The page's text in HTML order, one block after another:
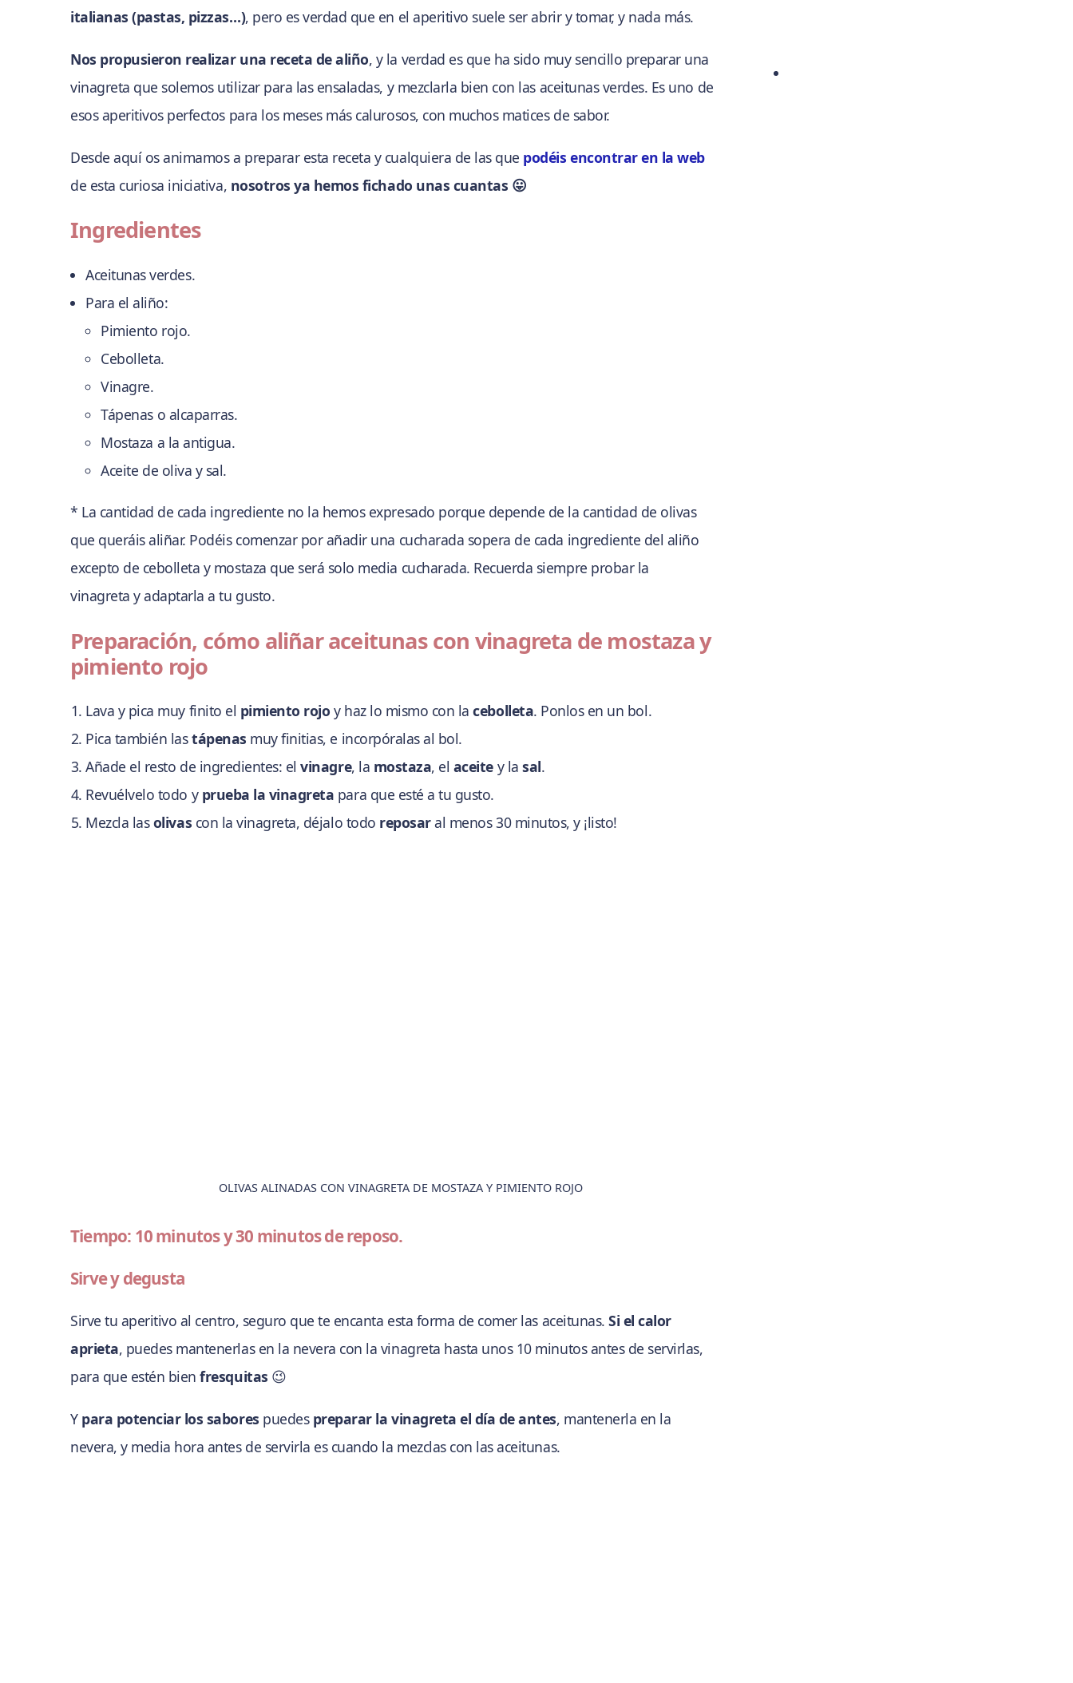
italianas (pastas, pizzas…), pero es verdad que en el aperitivo suele ser abrir y tomar, y nada más.
Nos propusieron realizar una receta de aliño, y la verdad es que ha sido muy sencillo preparar una
vinagreta que solemos utilizar para las ensaladas, y mezclarla bien con las aceitunas verdes. Es uno de
esos aperitivos perfectos para los meses más calurosos, con muchos matices de sabor.
Desde aquí os animamos a preparar esta receta y cualquiera de las que podéis encontrar en la web
de esta curiosa iniciativa, nosotros ya hemos fichado unas cuantas 😛
Ingredientes
Aceitunas verdes.
Para el aliño:
Pimiento rojo.
Cebolleta.
Vinagre.
Tápenas o alcaparras.
Mostaza a la antigua.
Aceite de oliva y sal.
* La cantidad de cada ingrediente no la hemos expresado porque depende de la cantidad de olivas
que queráis aliñar. Podéis comenzar por añadir una cucharada sopera de cada ingrediente del aliño
excepto de cebolleta y mostaza que será solo media cucharada. Recuerda siempre probar la
vinagreta y adaptarla a tu gusto.
Preparación, cómo aliñar aceitunas con vinagreta de mostaza y
pimiento rojo
Lava y pica muy finito el pimiento rojo y haz lo mismo con lacebolleta. Ponlos en un bol.
Pica también lastápenas muy finitias, e incorpóralas al bol.
Añade el resto de ingredientes: elvinagre, la mostaza, el aceite y lasal.
Revuélvelo todo y prueba la vinagreta para que esté a tu gusto.
Mezcla lasolivas con la vinagreta, déjalo todo reposaral menos 30 minutos, y ¡listo!
OLIVAS ALINADAS CON VINAGRETA DE MOSTAZA Y PIMIENTO ROJO
Tiempo: 10 minutos y 30 minutos de reposo.
Sirve y degusta
Sirve tu aperitivo al centro, seguro que te encanta esta forma de comer las aceitunas.Si el calor
aprieta, puedes mantenerlas en la nevera con la vinagreta hasta unos 10 minutos antes de servirlas,
para que estén bienfresquitas 😉
Y para potenciar los sabores puedes preparar la vinagreta el día de antes, mantenerla en la
nevera, y media hora antes de servirla es cuando la mezclas con las aceitunas.